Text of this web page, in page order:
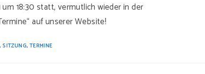
um 18:30 statt, vermutlich wieder in der
auf unserer Website!
, SITZUNG, TERMINE